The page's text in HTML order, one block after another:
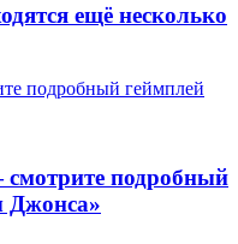
ещё несколько
подробный геймплей
подробный
Джонса»